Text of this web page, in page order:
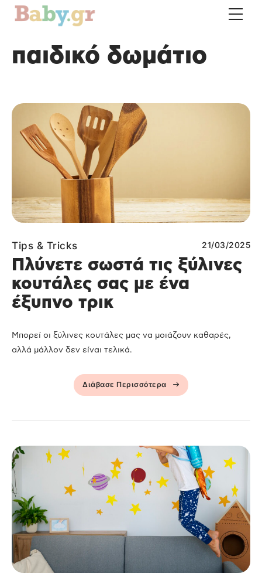
παιδικό δωμάτιο
Tips & Tricks 21/03/2025
Πλύνετε σωστά τις ξύλινες
κουτάλες σας με ένα
έξυπνο τρικ
Μπορεί οι ξύλινες κουτάλες μας να μοιάζουν καθαρές,
αλλά μάλλον δεν είναι τελικά.
Διάβασε Περισσότερα